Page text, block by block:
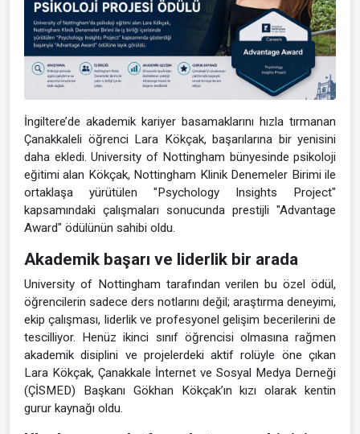
İngiltere’de akademik kariyer basamaklarını hızla tırmanan
Çanakkaleli öğrenci Lara Kökçak, başarılarına bir yenisini
daha ekledi. University of Nottingham bünyesinde psikoloji
eğitimi alan Kökçak, Nottingham Klinik Denemeler Birimi ile
ortaklaşa yürütülen "Psychology Insights Project"
kapsamındaki çalışmaları sonucunda prestijli "Advantage
Award" ödülünün sahibi oldu.
Akademik başarı ve liderlik bir arada
University of Nottingham tarafından verilen bu özel ödül,
öğrencilerin sadece ders notlarını değil; araştırma deneyimi,
ekip çalışması, liderlik ve profesyonel gelişim becerilerini de
tescilliyor. Henüz ikinci sınıf öğrencisi olmasına rağmen
akademik disiplini ve projelerdeki aktif rolüyle öne çıkan
Lara Kökçak, Çanakkale İnternet ve Sosyal Medya Derneği
(ÇİSMED) Başkanı Gökhan Kökçak’ın kızı olarak kentin
gurur kaynağı oldu.